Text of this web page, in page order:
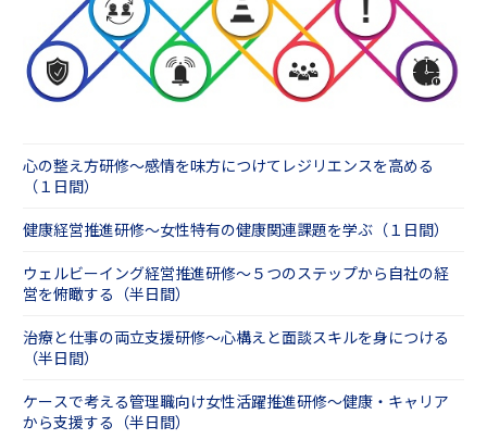
心の整え方研修～感情を味方につけてレジリエンスを高める
（１日間）
健康経営推進研修～女性特有の健康関連課題を学ぶ（１日間）
ウェルビーイング経営推進研修～５つのステップから自社の経
営を俯瞰する（半日間）
治療と仕事の両立支援研修～心構えと面談スキルを身につける
（半日間）
ケースで考える管理職向け女性活躍推進研修～健康・キャリア
から支援する（半日間）